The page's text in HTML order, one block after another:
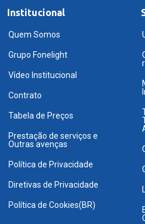
Institucional
Quem Somos
Grupo Fonelight
Vídeo Institucional
Contrato
Tabela de Preços
Prestação de serviços e
Outras avenças
Política de Privacidade
Diretivas de Privacidade
Política de Cookies(BR)